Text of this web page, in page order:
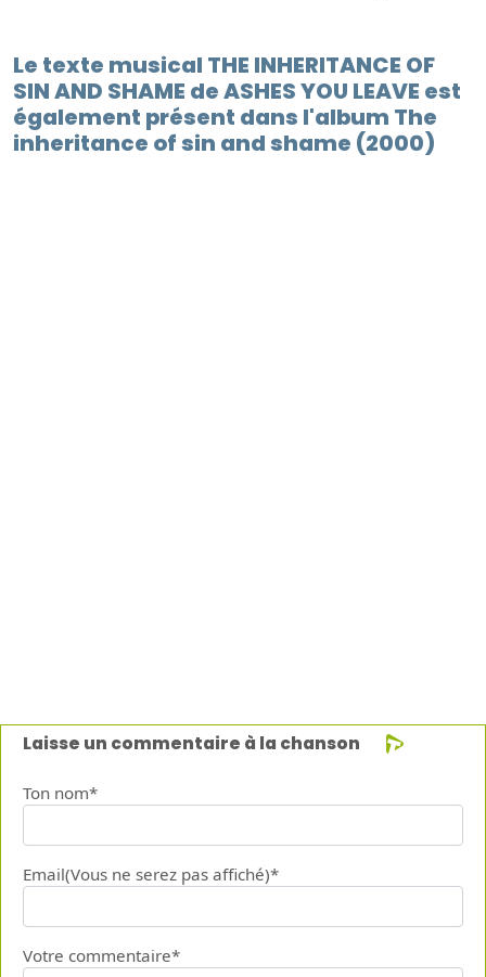
Le texte musical THE INHERITANCE OF
SIN AND SHAME de ASHES YOU LEAVE est
également présent dans l'album The
inheritance of sin and shame (2000)
Laisse un commentaire à la chanson
Ton nom*
Email(Vous ne serez pas affiché)*
Votre commentaire*